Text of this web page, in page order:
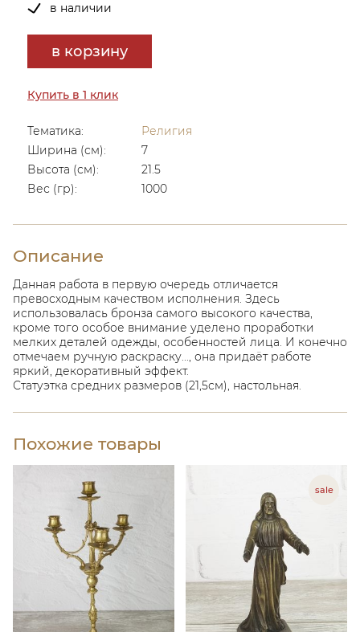
в наличии
в корзину
Купить в 1 клик
Тематика:
Религия
Ширина (см):
7
Высота (см):
21.5
Вес (гр):
1000
Описание
Данная работа в первую очередь отличается
превосходным качеством исполнения. Здесь
использовалась бронза самого высокого качества,
кроме того особое внимание уделено проработки
мелких деталей одежды, особенностей лица. И конечно
отмечаем ручную раскраску..., она придаёт работе
яркий, декоративный эффект.
Статуэтка средних размеров (21,5см), настольная.
Похожие товары